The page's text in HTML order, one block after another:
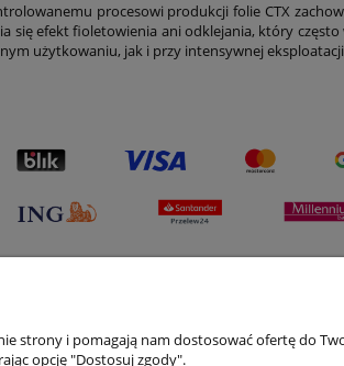
procesowi produkcji folie CTX
się efekt fioletowienia ani odklejania, który
użytkowaniu, jak i przy intensywnej
Płatności i dostawa
strony i pomagają nam dostosować ofertę do
opcję "Dostosuj zgody".